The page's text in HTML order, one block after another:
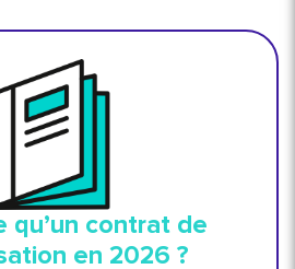
qu’un contrat de
en 2026 ?